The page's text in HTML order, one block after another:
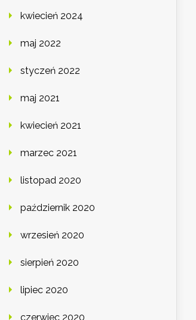
kwiecień 2024
maj 2022
styczeń 2022
maj 2021
kwiecień 2021
marzec 2021
listopad 2020
październik 2020
wrzesień 2020
sierpień 2020
lipiec 2020
czerwiec 2020